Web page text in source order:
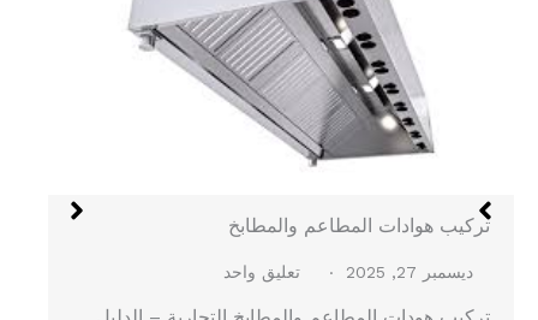
هود الستانلس في جدة
ديسمبر 27, 2025 لا توجد تعليقات